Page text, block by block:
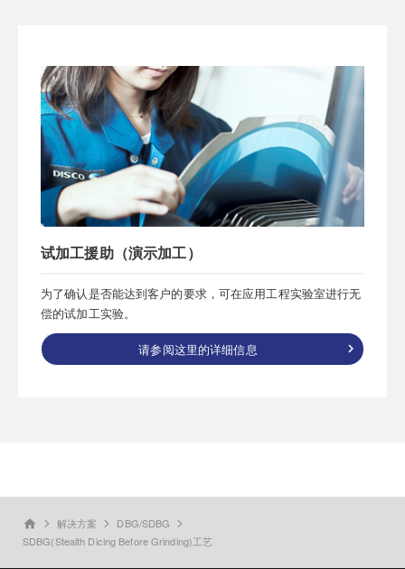
试加工援助（演示加工）
为了确认是否能达到客户的要求，可在应用工程实验室进行无
偿的试加工实验。
请参阅这里的详细信息
home 解决方案
DBG/SDBG
SDBG(Stealth Dicing Before Grinding)工艺